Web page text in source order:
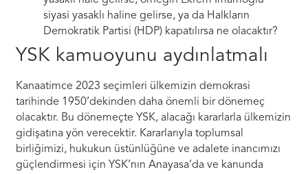
siyasi yasaklı haline gelirse, ya da Halkların
Demokratik Partisi (HDP) kapatılırsa ne olacaktır?
YSK kamuoyunu aydınlatmalı
Kanaatimce 2023 seçimleri ülkemizin demokrasi
tarihinde 1950’dekinden daha önemli bir dönemeç
olacaktır. Bu dönemeçte YSK, alacağı kararlarla ülkemizin
gidişatına yön verecektir. Kararlarıyla toplumsal
birliğimizi, hukukun üstünlüğüne ve adalete inancımızı
güçlendirmesi için YSK’nın Anayasa’da ve kanunda